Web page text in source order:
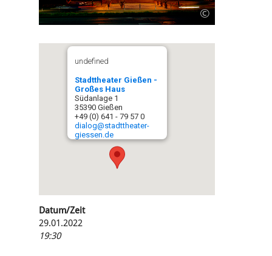
©
undefined
Stadttheater Gießen -
Großes Haus
Südanlage 1
35390 Gießen
+49 (0) 641 - 79 57 0
dialog@stadttheater-
giessen.de
Datum/Zeit
29.01.2022
19:30